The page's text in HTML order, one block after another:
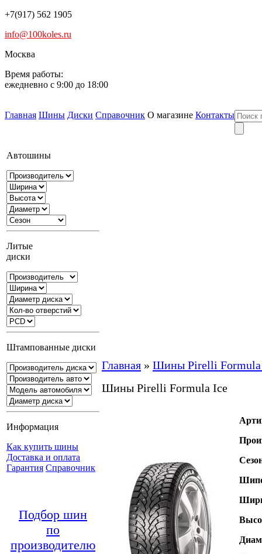
+7(917) 562 1905
info@100koles.ru
Москва
Время работы:
ежедневно с 9:00 до 18:00
Главная Шины Диски Справочник О магазине Контакты
Автошины
Литые
диски
Штампованные диски
Информация
Как купить шины
Доставка и оплата
Гарантия Справочник
Подбор шин
по
производителю
Главная » Шины Pirelli Formula
Шины Pirelli Formula Ice